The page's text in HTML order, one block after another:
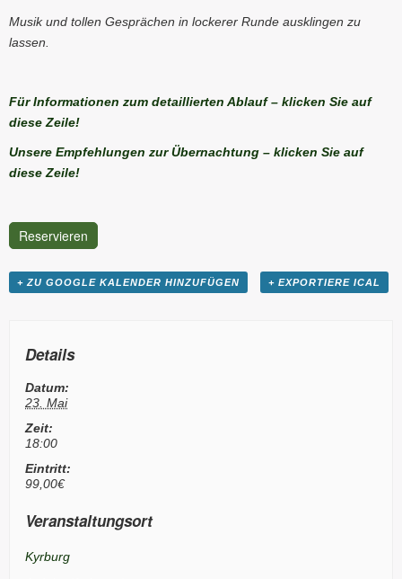
Musik und tollen Gesprächen in lockerer Runde ausklingen zu
lassen.
Für Informationen zum detaillierten Ablauf – klicken Sie auf
diese Zeile!
Unsere Empfehlungen zur Übernachtung – klicken Sie auf
diese Zeile!
Reservieren
+ ZU GOOGLE KALENDER HINZUFÜGEN + EXPORTIERE ICAL
Details
Datum:
23. Mai
Zeit:
18:00
Eintritt:
99,00€
Veranstaltungsort
Kyrburg